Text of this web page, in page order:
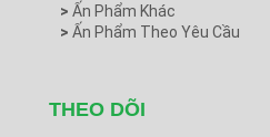
> Ấn Phẩm Khác
> Ấn Phẩm Theo Yêu Cầu
THEO DÕI